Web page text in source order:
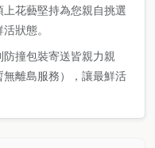
花藝堅持為您親自挑選
狀態。
撞包裝寄送皆親力親
離島服務），讓最鮮活